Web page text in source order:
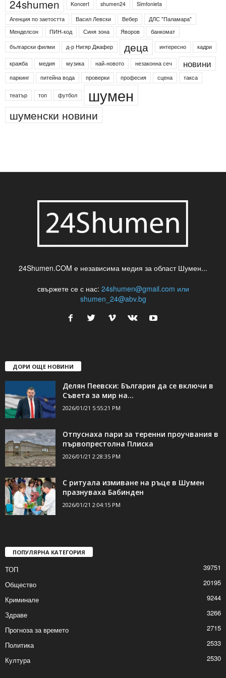
24shumen Koncert shumen24
Simfonieta
Агенция по заетостта
Васил Левски Вебер
ДЛС "Паламара"
Менделсон
ПИН-код Синя зона Яворов
банкомат
български филми
д-р Нигяр Джафер деца интересно кадри
кражба медия музика най-новото незаконна сеч новини
паркинг питейна вода проверки професия сцена такса
театър топ футбол шумен
шуменски новини
24Shumen.COM е независима медия за област Шумен...
свържете се с нас: 24shumen@gmail.com или
shumen_24@abv.bg
ДОРИ ОЩЕ НОВИНИ
Делян Пеевски: България да се включи в
Съвета за мир на...
2026/01/21 5:55:21 PM
Отпуснаха пари за теренни проучвания в
първопрестолна Плиска
2026/01/21 2:28:35 PM
С ритуала измиване на ръце в Шумен
празнуваха Бабинден
2026/01/21 2:04:15 PM
ПОПУЛЯРНА КАТЕГОРИЯ
ТОП
39751
Общество
20195
Криминале
9244
Здраве
3266
Прогноза за времето
2715
Политика
2533
Култура
2530